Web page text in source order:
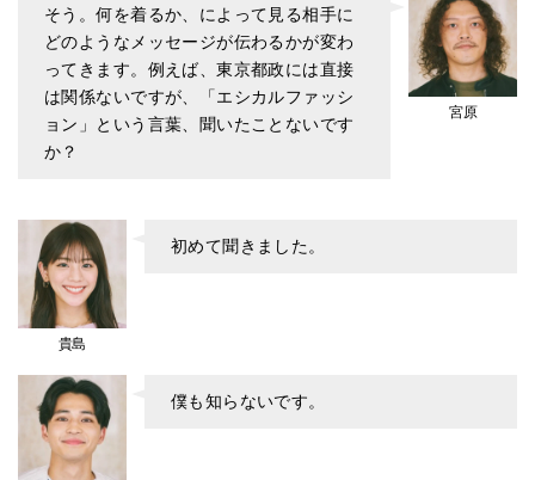
宮原
そう。何を着るか、によって見る相手に
どのようなメッセージが伝わるかが変わ
ってきます。例えば、東京都政には直接
は関係ないですが、「エシカルファッシ
ョン」という言葉、聞いたことないです
か？
貴島
初めて聞きました。
僕も知らないです。